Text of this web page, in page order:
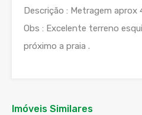
Descrição : Metragem aprox
Obs : Excelente terreno
próximo a praia .
Imóveis Similares